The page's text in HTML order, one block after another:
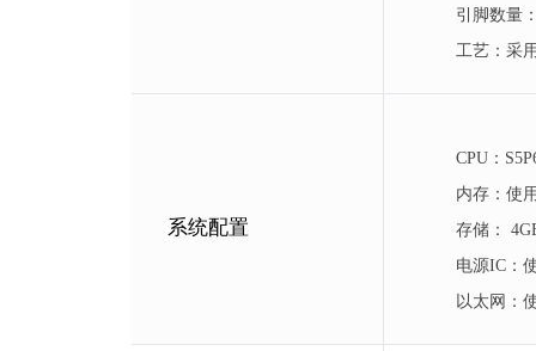
引脚数量
工艺：采
系统配置
CPU：
内存：使
存储：
电源IC：
以太网：